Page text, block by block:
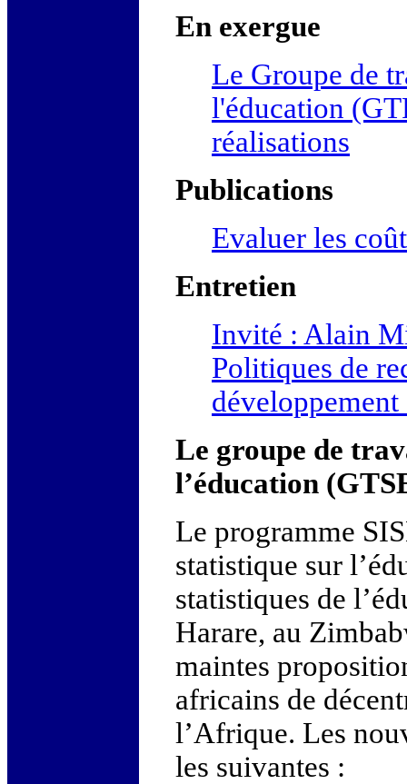
En exergue
Le Groupe de
l'éducation
réalisations
Publications
Evaluer les
Entretien
Invité : Alain
Politiques de
Le groupe de
l’éducation
Le programme
statistique sur
statistiques de
Harare, au
maintes
africains de
l’Afrique. Les
les suivantes :